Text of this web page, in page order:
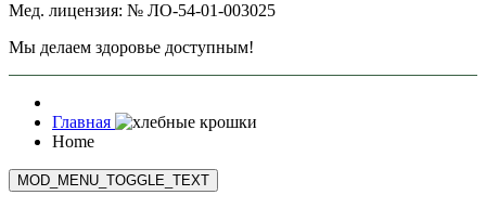
Мед. лицензия: № ЛО-54-01-003025
Мы делаем здоровье доступным!
Главная
Home
MOD_MENU_TOGGLE_TEXT